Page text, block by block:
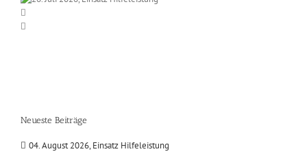
Neueste Beiträge
04. August 2026, Einsatz Hilfeleistung